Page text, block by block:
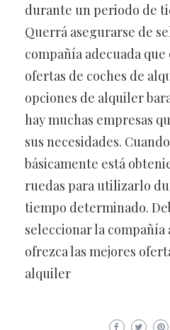
durante un periodo de
Querrá asegurarse de
compañía adecuada
ofertas de coches de
opciones de alquiler
hay muchas empresas
sus necesidades.
básicamente está
ruedas para utilizarlo
tiempo determinado.
seleccionar la compañía
ofrezca las mejores
alquiler